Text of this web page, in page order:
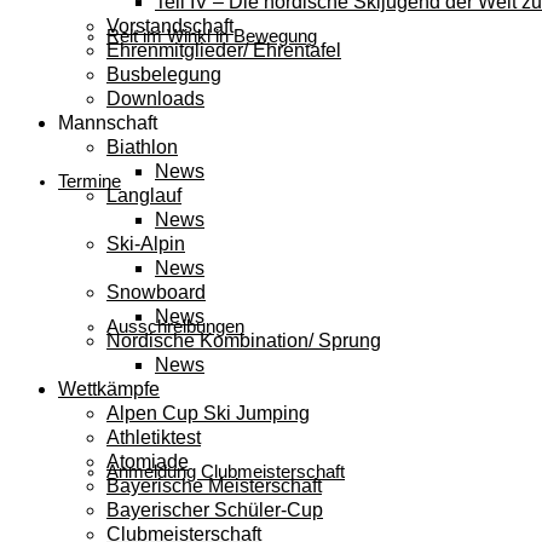
Reit im Winkl in Bewegung
Termine
Ausschreibungen
Anmeldung Clubmeisterschaft
Vorstandschaft
Ehrenmitglieder/ Ehrentafel
Busbelegung
Downloads
Mannschaft
Biathlon
News
Langlauf
News
Ski-Alpin
News
Snowboard
News
Nordische Kombination/ Sprung
News
Wettkämpfe
Alpen Cup Ski Jumping
Athletiktest
Atomiade
Bayerische Meisterschaft
Bayerischer Schüler-Cup
Clubmeisterschaft